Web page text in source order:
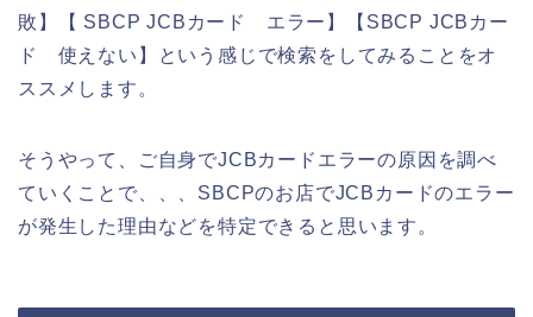
敗】【 SBCP JCBカード エラー】【SBCP JCBカー
ド 使えない】という感じで検索をしてみることをオ
ススメします。
そうやって、ご自身でJCBカードエラーの原因を調べ
ていくことで、、、SBCPのお店でJCBカードのエラー
が発生した理由などを特定できると思います。